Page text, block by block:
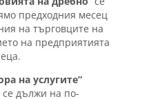
предходния месец
на търговците на
на предприятията
на услугите”
се дължи на по-